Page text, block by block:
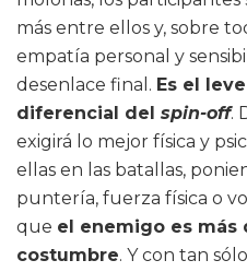
más entre ellos y, sobre
empatía personal y
desenlace final. Es el leve
diferencial del spin-off.
exigirá lo mejor física y
ellas en las batallas,
puntería, fuerza física o
que el enemigo es más
costumbre. Y con tan